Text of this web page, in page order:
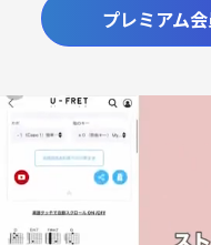
プレミアム